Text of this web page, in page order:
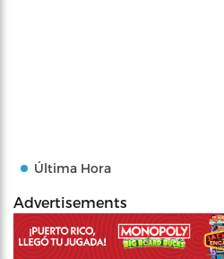
Última Hora
Advertisements